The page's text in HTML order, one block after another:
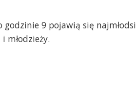
9 pojawią się najmłodsi
młodzieży.